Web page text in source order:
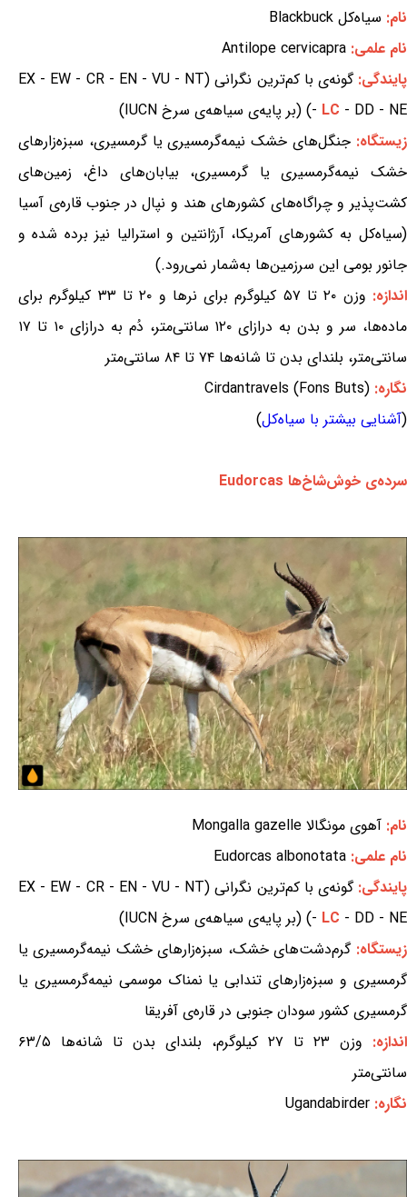
نام: سیاه‌کل Blackbuck
نام علمی: Antilope cervicapra
پایندگی:
گونه‌ی با کم‌ترین نگرانی (EX - EW - CR - EN - VU - NT
- LC - DD - NE) (بر پایه‌ی سیاهه‌ی سرخ IUCN)
زیستگاه: جنگل‌های خشک نیمه‌گرمسیری یا گرمسیری، سبزه‌زارهای
خشک نیمه‌گرمسیری یا گرمسیری، بیابان‌های داغ، زمین‌های
کشت‌پذیر و چراگاه‌های کشورهای هند و نپال در جنوب قاره‌ی آسیا
(سیاه‌کل به کشورهای آمریکا، آرژانتین و استرالیا نیز برده شده و
جانور بومی این سرزمین‌ها به‌شمار نمی‌رود.)
اندازه:
وزن ۲۰ تا ۵۷ کیلوگرم برای نرها و ۲۰ تا ۳۳ کیلوگرم برای
ماده‌ها، سر و بدن به درازای ۱۲۰ سانتی‌متر، دُم به درازای ۱۰ تا ۱۷
سانتی‌متر، بلندای بدن تا شانه‌ها ۷۴ تا ۸۴ سانتی‌متر
نگاره: Cirdantravels (Fons Buts)
(آشنایی بیشتر با سیاه‌کل)
سرده‌ی خوش‌شاخ‌ها Eudorcas
نام: آهوی مونگالا Mongalla gazelle
نام علمی: Eudorcas albonotata
پایندگی:
گونه‌ی با کم‌ترین نگرانی (EX - EW - CR - EN - VU - NT
- LC - DD - NE) (بر پایه‌ی سیاهه‌ی سرخ IUCN)
زیستگاه:گرم‌دشت‌های خشک، سبزه‌زارهای خشک نیمه‌گرمسیری یا
گرمسیری و سبزه‌زارهای تندابی یا نمناک موسمی نیمه‌گرمسیری یا
گرمسیری کشور سودان جنوبی در قاره‌ی آفریقا
اندازه:
وزن ۲۳ تا ۲۷ کیلوگرم، بلندای بدن تا شانه‌ها ۶۳/۵
سانتی‌متر
نگاره: Ugandabirder